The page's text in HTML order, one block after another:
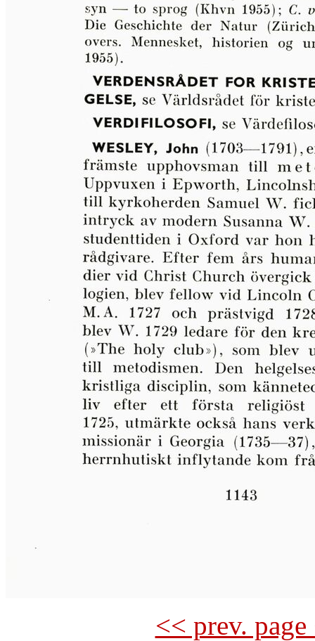
<< prev.